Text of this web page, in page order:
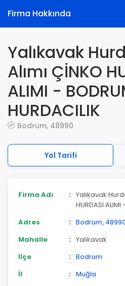
Firma Hakkında
Yalıkavak
Alımı ÇİNKO
ALIMI -
HURDACILIK
Bodrum, 48990
Yol Tarifi
Firma Adı : Yalıkavak
HURDASI ALIMI
Adres
: Bodrum, 48990
Mahalle
: Yalıkavak
İlçe
: Bodrum
İl
: Muğla